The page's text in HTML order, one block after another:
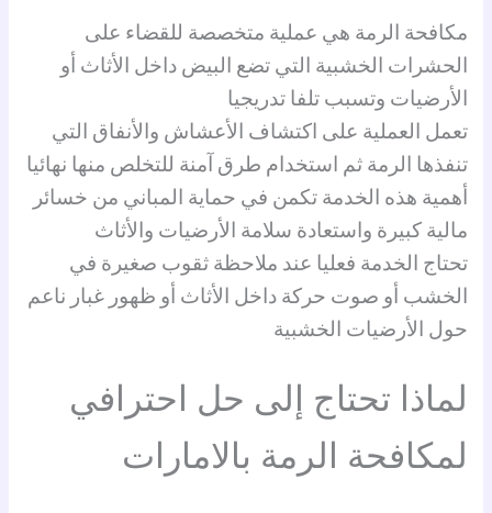
مكافحة الرمة هي عملية متخصصة للقضاء على
الحشرات الخشبية التي تضع البيض داخل الأثاث أو
الأرضيات وتسبب تلفا تدريجيا
تعمل العملية على اكتشاف الأعشاش والأنفاق التي
تنفذها الرمة ثم استخدام طرق آمنة للتخلص منها نهائيا
أهمية هذه الخدمة تكمن في حماية المباني من خسائر
مالية كبيرة واستعادة سلامة الأرضيات والأثاث
تحتاج الخدمة فعليا عند ملاحظة ثقوب صغيرة في
الخشب أو صوت حركة داخل الأثاث أو ظهور غبار ناعم
حول الأرضيات الخشبية
لماذا تحتاج إلى حل احترافي
لمكافحة الرمة بالامارات